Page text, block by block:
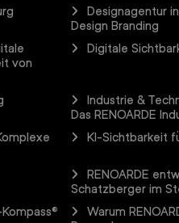
Designagentur
Design Branding
von
Digitale
Industrie &
Das RENOARDE
KI-Sichtbarkeit
RENOARDE
Schatzberger im
Warum